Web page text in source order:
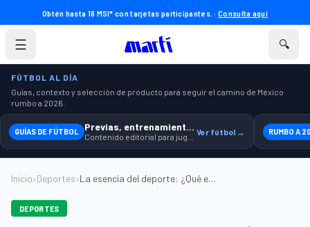
Obtén hasta 18 MSI* con tarjetas participantes. ·Consulta aquí
☰ 🔍
FÚTBOL AL DÍA
Guías, contexto y selección de producto para seguir el camino de México
rumbo a 2026.
GUÍAS DE FÚTBOL Previas, entrenamiento y producto Ver fútbol → RUMBO A
Inicio›Deportes› La esencia del deporte: ¿Qué es el depor...
DEPORTES